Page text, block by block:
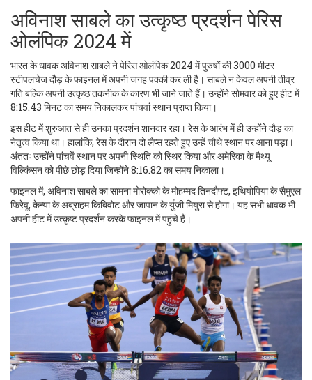
अविनाश साबले का उत्कृष्ठ प्रदर्शन पेरिस
ओलंपिक 2024 में
भारत के धावक अविनाश साबले ने पेरिस ओलंपिक 2024 में पुरुषों की 3000 मीटर
स्टीपलचेज दौड़ के फाइनल में अपनी जगह पक्की कर ली है। साबले न केवल अपनी तीव्र
गति बल्कि अपनी उत्कृष्ठ तकनीक के कारण भी जाने जाते हैं। उन्होंने सोमवार को हुए हीट में
8:15.43 मिनट का समय निकालकर पांचवां स्थान प्राप्त किया।
इस हीट में शुरुआत से ही उनका प्रदर्शन शानदार रहा। रेस के आरंभ में ही उन्होंने दौड़ का
नेतृत्व किया था। हालांकि, रेस के दौरान दो लैप्स रहते हुए उन्हें चौथे स्थान पर आना पड़ा।
अंततः उन्होंने पांचवें स्थान पर अपनी स्थिति को स्थिर किया और अमेरिका के मैथ्यू
विल्किंसन को पीछे छोड़ दिया जिन्होंने 8:16.82 का समय निकाला।
फाइनल में, अविनाश साबले का सामना मोरोक्को के मोहम्मद तिनदौफ्ट, इथियोपिया के सैमुएल
फिरेवू, केन्या के अब्राहम किबिवोट और जापान के र्युजी मियुरा से होगा। यह सभी धावक भी
अपनी हीट में उत्कृष्ट प्रदर्शन करके फाइनल में पहुंचे हैं।